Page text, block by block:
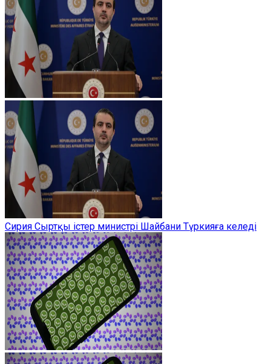
Сирия Сыртқы істер министрі Шайбани Түркияға келеді